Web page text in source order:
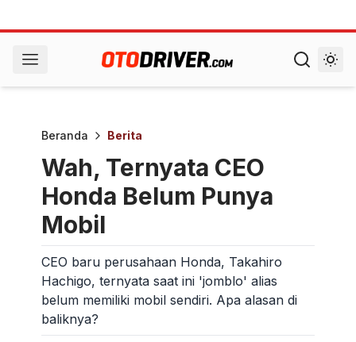
Beranda Berita
Wah, Ternyata CEO
Honda Belum Punya
Mobil
CEO baru perusahaan Honda, Takahiro
Hachigo, ternyata saat ini 'jomblo' alias
belum memiliki mobil sendiri. Apa alasan di
baliknya?